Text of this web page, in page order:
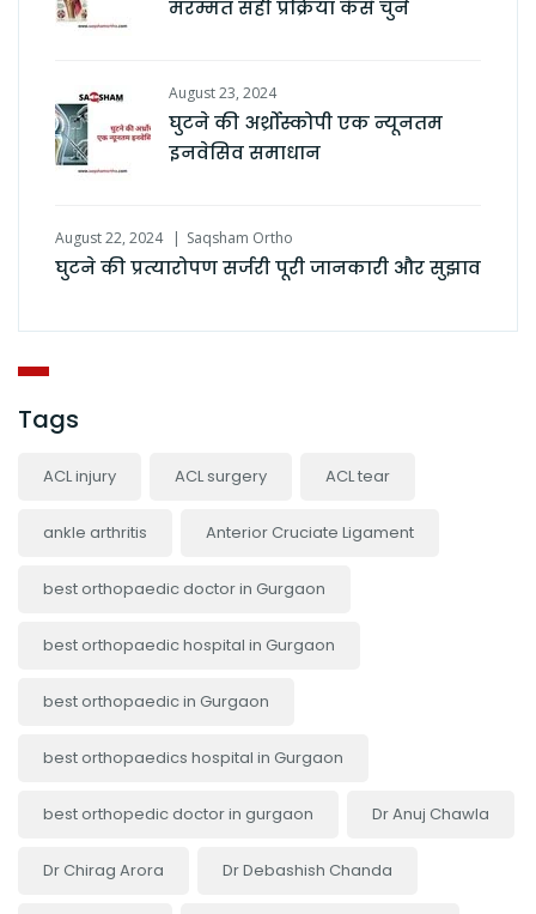
मरम्मत सही प्रक्रिया कैसे चुनें
August 23, 2024
घुटने की अर्थ्रोस्कोपी एक न्यूनतम
इनवेसिव समाधान
August 22, 2024 Saqsham Ortho
घुटने की प्रत्यारोपण सर्जरी पूरी जानकारी और सुझाव
Tags
ACL injury ACL surgery ACL tear
ankle arthritis Anterior Cruciate Ligament
best orthopaedic doctor in Gurgaon
best orthopaedic hospital in Gurgaon
best orthopaedic in Gurgaon
best orthopaedics hospital in Gurgaon
best orthopedic doctor in gurgaon Dr Anuj Chawla
Dr Chirag Arora Dr Debashish Chanda